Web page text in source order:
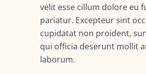
velit esse cillum dolore eu
pariatur. Excepteur sint
cupidatat non proident,
qui officia deserunt mollit
laborum.